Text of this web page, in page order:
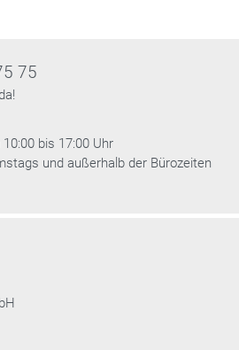
75
bis 17:00 Uhr
und außerhalb der Bürozeiten